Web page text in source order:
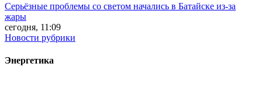
Серьёзные проблемы со светом начались в Батайске из-за
жары
сегодня, 11:09
Новости рубрики
Энергетика